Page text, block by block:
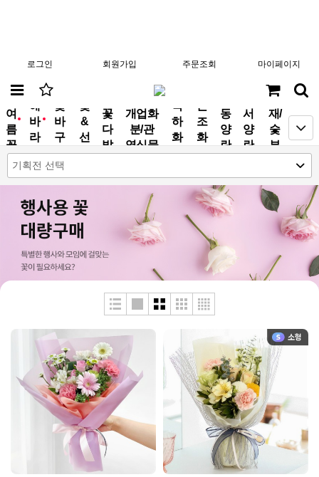
로그인 회원가입 주문조회 마이페이지
new
여
름
꽃
new
해
바
라
기
꽃
바
구
니
꽃
&
선
물
꽃
다
발
개업화
분/관
엽식물
축
하
화
환
근
조
화
환
동
양
란
서
양
란
분
재/
숯
부